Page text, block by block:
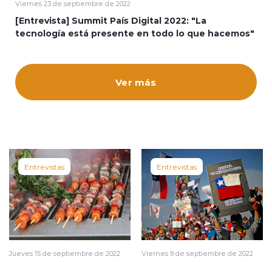
modo claro
Viernes 23 de septiembre de 2022
[Entrevista] Summit País Digital 2022: "La
tecnología está presente en todo lo que hacemos"
Ver más
Entrevistas
Jueves 15 de septiembre de 2022
Entrevistas
Viernes 9 de septiembre de 2022